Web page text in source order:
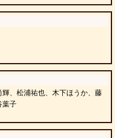
、松浦祐也、木下ほうか、藤
葉子